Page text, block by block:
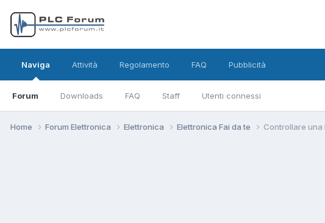
Naviga
Forum Downloads FAQ Staff Utenti connessi
Attività Regolamento FAQ Pubblicità
Home Forum Elettronica Elettronica Elettronica Fai da te Controllare una